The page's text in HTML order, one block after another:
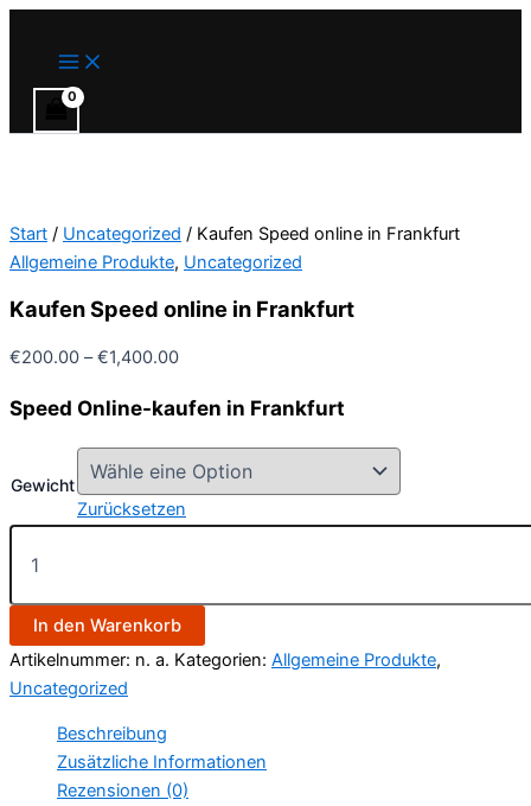
Zum
springen
Main
Start / Uncategorized / Kaufen Speed ​​online in Frankfurt
Allgemeine Produkte, Uncategorized
Kaufen Speed ​​online in Frankfurt
€200.00 –€1,400.00
Preisspanne:
Speed ​​Online-kaufen in Frankfurt
Gewicht
Zurücksetzen
Kaufen
Frankfurt
In den Warenkorb
Artikelnummer: n. a. Kategorien: Allgemeine Produkte,
Uncategorized
Beschreibung
Zusätzliche Informationen
Rezensionen (0)
Preisspanne:
Dieses
können